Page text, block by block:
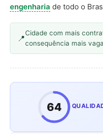
engenharia de todo o
Cidade com mais
consequência mais
64